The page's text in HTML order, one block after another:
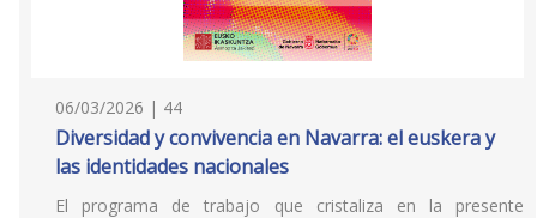
06/03/2026 | 44
Diversidad y convivencia en Navarra: el euskera y
las identidades nacionales
El programa de trabajo que cristaliza en la presente